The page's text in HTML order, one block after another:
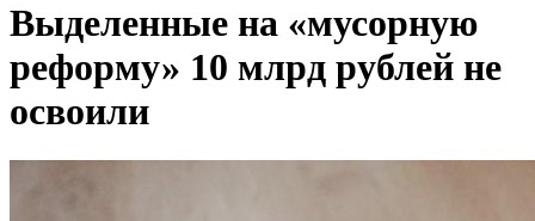
Выделенные на «мусорную
реформу» 10 млрд рублей не
освоили